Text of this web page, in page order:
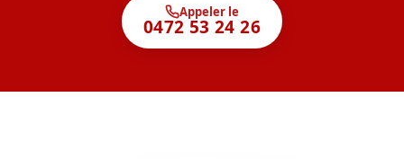
Appeler le
0472 53 24 26